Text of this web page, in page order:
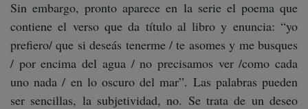
Sin embargo, pronto aparece en la serie el poema que
contiene el verso que da título al libro y enuncia: “yo
prefiero/ que si deseás tenerme / te asomes y me busques
/ por encima del agua / no precisamos ver /como cada
uno nada / en lo oscuro del mar”. Las palabras pueden
ser sencillas, la subjetividad, no. Se trata de un deseo